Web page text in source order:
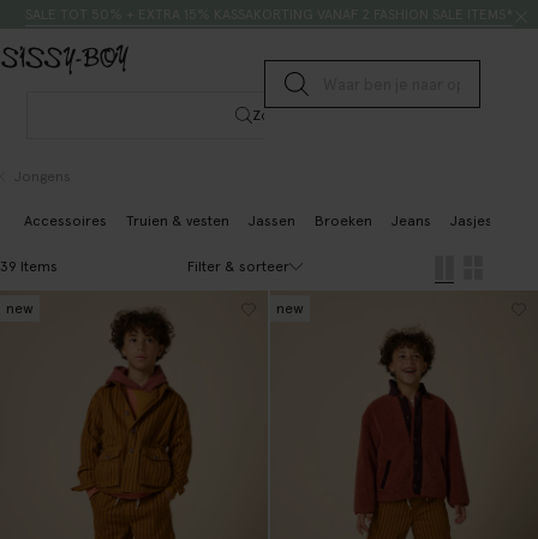
Submit search
Zoeken
Jongens
Accessoires Truien & vesten Jassen Broeken Jeans Jasjes &
39 Items Filter & sorteer
new new